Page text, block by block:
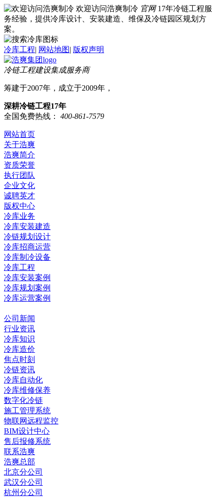
欢迎访问浩爽制冷 官网 17年冷链工程服
务经验，提供冷库设计、安装建造、维保及冷链园区规划方
案。
冷库工程| 网站地图| 版权声明
冷链工程建设集成服务商
筹建于2007年，成立于2009年，
深耕冷链工程17年
全国免费热线：
400-861-7579
网站首页
关于浩爽
浩爽简介
资质荣誉
执行团队
企业文化
诚聘英才
版权中心
冷库业务
冷库安装建造
冷链规划设计
冷库招商运营
冷库制冷设备
冷库工程
冷库安装案例
冷库规划案例
冷库运营案例
公司新闻
行业资讯
冷库知识
冷库造价
焦点时刻
冷链资讯
冷库自动化
冷库维修保养
数字化冷链
施工管理系统
物联网远程监控
BIM设计中心
售后报修系统
联系浩爽
浩爽总部
北京分公司
武汉分公司
杭州分公司